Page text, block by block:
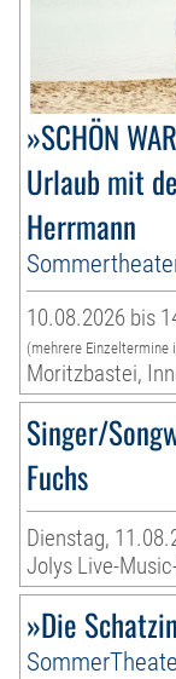
»SCHÖN
Urlaub mit
Herrmann
10.08.2026 bis
(mehrere Einzeltermine
Moritzbastei,
Singer/
Fuchs
Dienstag,
Jolys Live-
»Die